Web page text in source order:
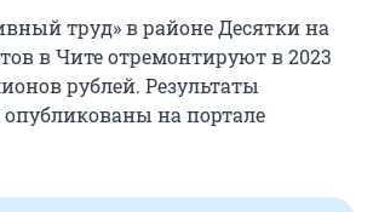
труд» в районе Десятки на
в Чите отремонтируют в 2023
рублей. Результаты
на портале